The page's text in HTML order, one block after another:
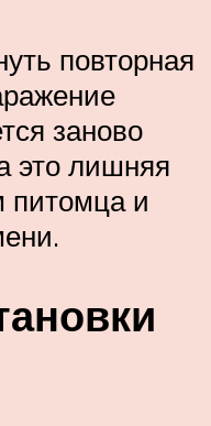
повторная
заново
это лишняя
питомца и